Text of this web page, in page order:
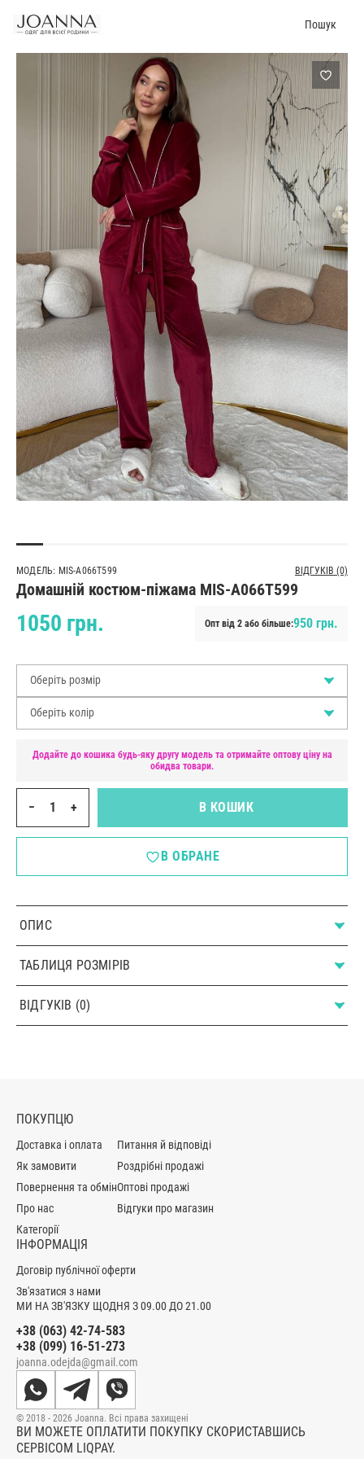
Пошук
МОДЕЛЬ: MIS-A066T599 ВІДГУКІВ (0)
Домашній костюм-піжама MIS-A066T599
1050 грн. Опт від 2 або більше:950 грн.
Оберіть розмір
Оберіть колір
Додайте до кошика будь-яку другу модель та отримайте оптову ціну на
обидва товари.
− + В КОШИК
В ОБРАНЕ
ОПИС
ТАБЛИЦЯ РОЗМІРІВ
ВІДГУКІВ (0)
МИ НА ЗВ'ЯЗКУ ЩОДНЯ З 09.00 ДО 21.00
+38 (063) 42-74-583
+38 (099) 16-51-273
joanna.odejda@gmail.com
ПОКУПЦЮ
Доставка і оплата
Як замовити
Повернення та обмін
Про нас
Категорії
Питання й відповіді
Роздрібні продажі
Оптові продажі
Відгуки про магазин
ІНФОРМАЦІЯ
Договір публічної оферти
Зв'язатися з нами
ВИ МОЖЕТЕ ОПЛАТИТИ ПОКУПКУ СКОРИСТАВШИСЬ
СЕРВІСОМ LIQPAY.
© 2018 - 2026 Joanna. Всі права захищені